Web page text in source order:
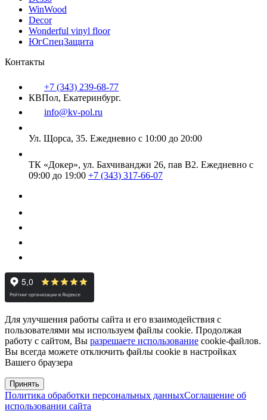
WinWood
Decor
Wonderful vinyl floor
ЮгСпецЗащита
Контакты
+7 (343) 239-68-77
КВПол, Екатеринбург.
info@kv-pol.ru
Ул. Щорса, 35. Ежедневно с 10:00 до 20:00
ТК «Докер», ул. Бахчиванджи 26, пав В2. Ежедневно с
09:00 до 19:00 +7 (343) 317-66-07
Для улучшения работы сайта и его взаимодействия с
пользователями мы используем файлы cookie. Продолжая
работу с сайтом, Вы разрешаете использование cookie-файлов.
Вы всегда можете отключить файлы cookie в настройках
Вашего браузера
Принять
Политика обработки персональных данныхСоглашение об
использовании сайта